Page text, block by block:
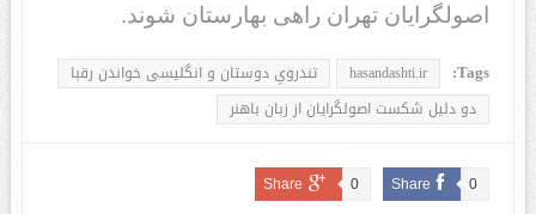
اصولگرایان تهران راهی بهارستان شوند.
Tags:
hasandashti.ir
تندرویِ دوستان و انگلیسی خواندن رقبا
دو دلیل شکست اصولگرایان از زبان باهنر
Share 0
Share 0